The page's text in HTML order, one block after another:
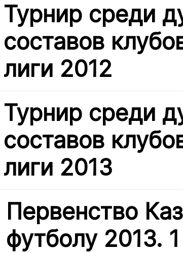
Турнир среди
составов
лиги 2012
Турнир среди
составов
лиги 2013
Первенство
футболу 2013.